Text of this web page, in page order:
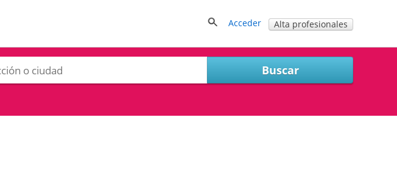
Acceder Alta profesionales